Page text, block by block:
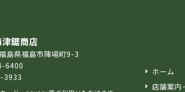
鋸商店
島県福島市陣場町9-3
6400
3933
ホーム
店舗案内